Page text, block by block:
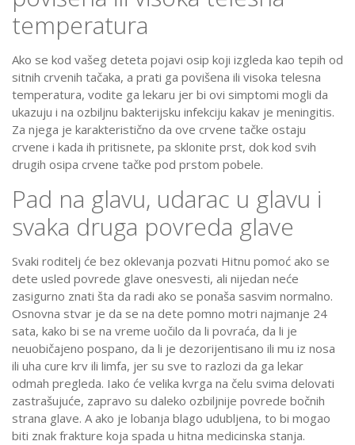
temperatura
Ako se kod vašeg deteta pojavi osip koji izgleda kao tepih od
sitnih crvenih tačaka, a prati ga povišena ili visoka telesna
temperatura, vodite ga lekaru jer bi ovi simptomi mogli da
ukazuju i na ozbiljnu bakterijsku infekciju kakav je meningitis.
Za njega je karakteristično da ove crvene tačke ostaju
crvene i kada ih pritisnete, pa sklonite prst, dok kod svih
drugih osipa crvene tačke pod prstom pobele.
Pad na glavu, udarac u glavu i
svaka druga povreda glave
Svaki roditelj će bez oklevanja pozvati Hitnu pomoć ako se
dete usled povrede glave onesvesti, ali nijedan neće
zasigurno znati šta da radi ako se ponaša sasvim normalno.
Osnovna stvar je da se na dete pomno motri najmanje 24
sata, kako bi se na vreme uočilo da li povraća, da li je
neuobičajeno pospano, da li je dezorijentisano ili mu iz nosa
ili uha cure krv ili limfa, jer su sve to razlozi da ga lekar
odmah pregleda. Iako će velika kvrga na čelu svima delovati
zastrašujuće, zapravo su daleko ozbiljnije povrede bočnih
strana glave. A ako je lobanja blago udubljena, to bi mogao
biti znak frakture koja spada u hitna medicinska stanja.